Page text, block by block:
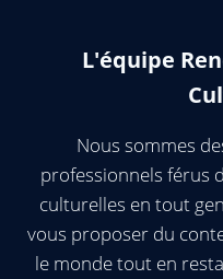
L'équipe
Nous sommes
professionnels férus
culturelles en tout
vous proposer du
le monde tout en